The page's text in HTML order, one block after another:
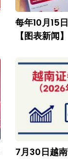
每年10月15
【图表新闻】
7月30日越